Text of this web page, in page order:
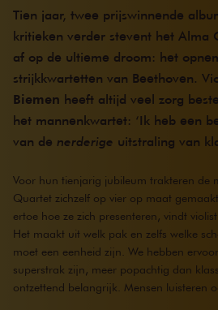
Tien jaar, twee prijswinnende
kritieken verder stevent het Alma
af op de ultieme droom: het
strijkkwartetten van Beethoven.
Biemen heeft altijd veel zorg
het mannenkwartet: ‘Ik heb een
van de nerderige uitstraling van
Voor hun tienjarig jubileum trakteren de
Quartet zichzelf op vier op maat
ertoe hoe ze zich presenteren, vindt
Het maakt uit welk pak en zelfs welke
moet een eenheid zijn. We hebben
superstrak zijn, meer popachtig dan
ontzettend belangrijk. Mensen luisteren